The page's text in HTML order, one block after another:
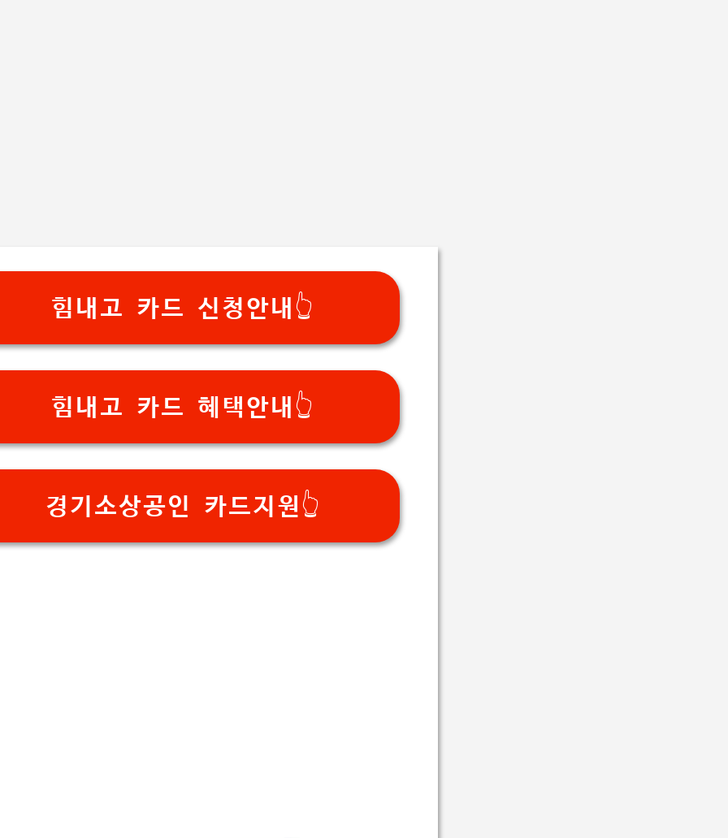
힘내고 카드 신청안내👆
힘내고 카드 혜택안내👆
경기소상공인 카드지원👆